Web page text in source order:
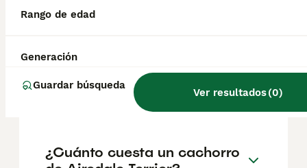
Rango de edad
Generación
Guardar búsqueda
Ver resultados(0)
desventajas de la raza
¿Cómo es el carácter de
Airedale Terrier?
¿Cuánto cuesta un cachorro